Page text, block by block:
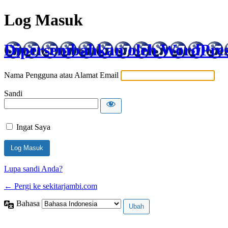
Log Masuk
Dipersembahkan oleh
Nama Pengguna atau Alamat Email
Sandi
Ingat Saya
Lupa sandi Anda?
← Pergi ke sekitarjambi.com
Bahasa